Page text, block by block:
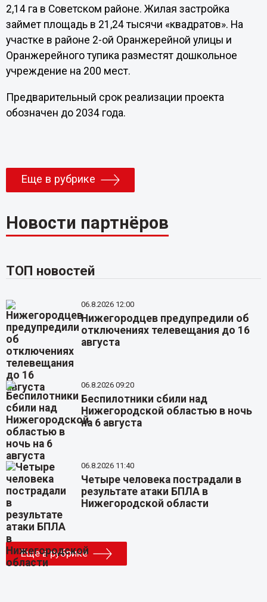
2,14 га в Советском районе. Жилая застройка
займет площадь в 21,24 тысячи «квадратов». На
участке в районе 2-ой Оранжерейной улицы и
Оранжерейного тупика разместят дошкольное
учреждение на 200 мест.
Предварительный срок реализации проекта
обозначен до 2034 года.
Еще в рубрике
Новости партнёров
ТОП новостей
06.8.2026 12:00
Нижегородцев предупредили об
отключениях телевещания до 16
августа
06.8.2026 09:20
Беспилотники сбили над
Нижегородской областью в ночь
на 6 августа
06.8.2026 11:40
Четыре человека пострадали в
результате атаки БПЛА в
Нижегородской области
Еще в рубрике